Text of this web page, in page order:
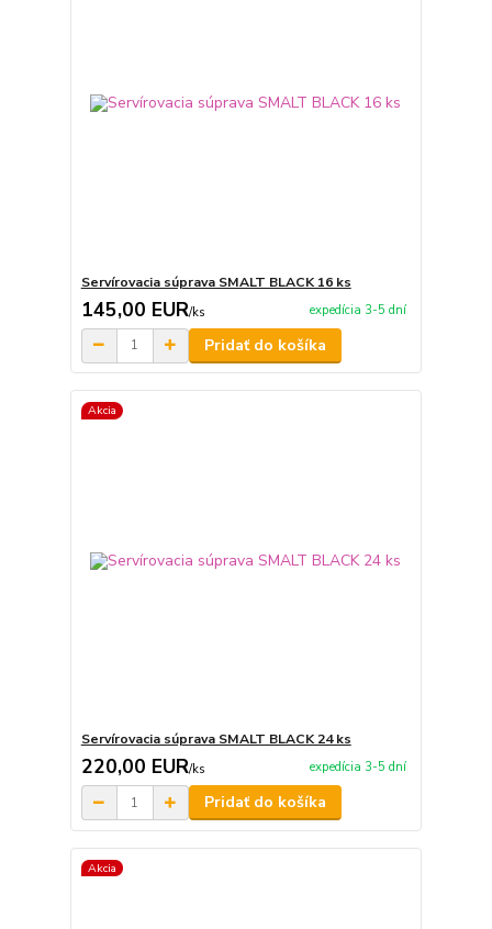
Servírovacia súprava SMALT BLACK 16 ks
145,00 EUR/ks expedícia 3-5 dní
Pridať do košíka
Akcia
Servírovacia súprava SMALT BLACK 24 ks
220,00 EUR/ks expedícia 3-5 dní
Pridať do košíka
Akcia